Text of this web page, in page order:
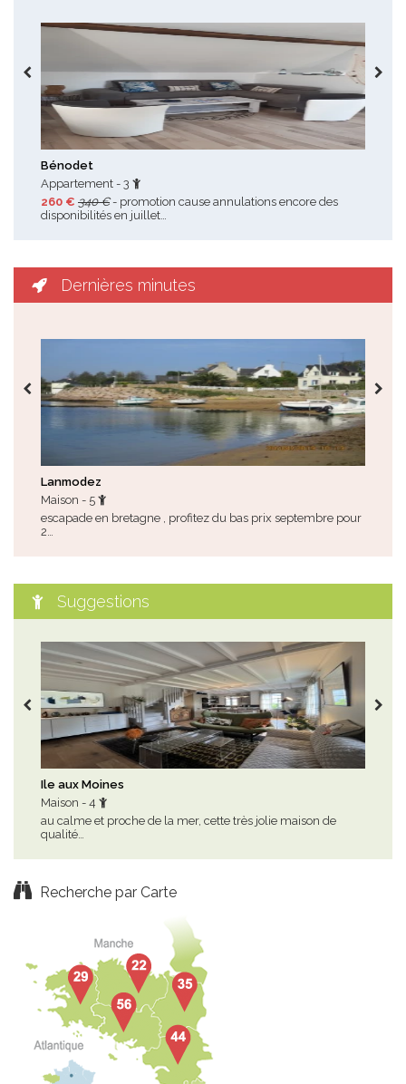
Bénodet
Appartement - 3
260 € 340 €- promotion cause annulations encore des
disponibilités en juillet…
Dernières minutes
Lanmodez
Maison - 5
escapade en bretagne , profitez du bas prix septembre pour
2…
Suggestions
Ile aux Moines
Maison - 4
au calme et proche de la mer, cette très jolie maison de
qualité…
Recherche par Carte